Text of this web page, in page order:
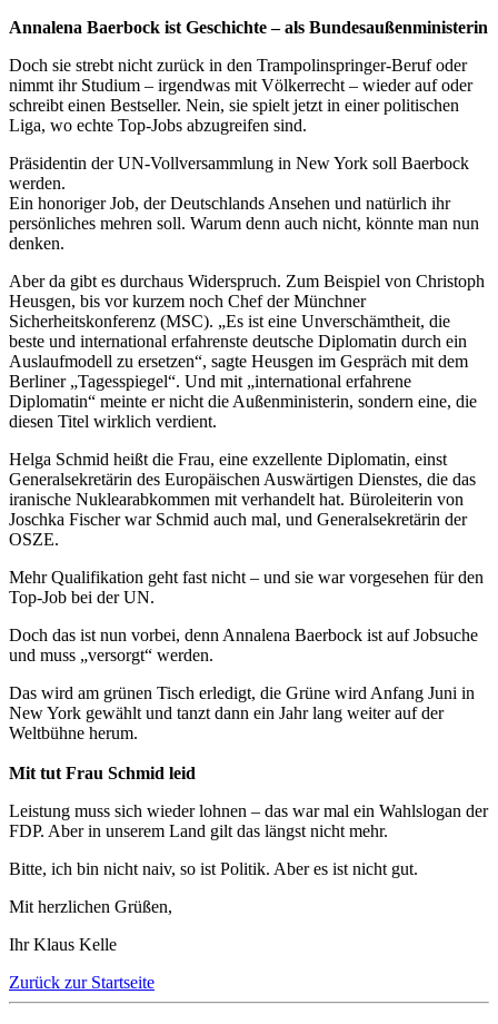
Annalena Baerbock ist Geschichte – als Bundesaußenministerin
Doch sie strebt nicht zurück in den Trampolinspringer-Beruf oder
nimmt ihr Studium – irgendwas mit Völkerrecht – wieder auf oder
schreibt einen Bestseller. Nein, sie spielt jetzt in einer politischen
Liga, wo echte Top-Jobs abzugreifen sind.
Präsidentin der UN-Vollversammlung in New York soll Baerbock
werden.
Ein honoriger Job, der Deutschlands Ansehen und natürlich ihr
persönliches mehren soll. Warum denn auch nicht, könnte man nun
denken.
Aber da gibt es durchaus Widerspruch. Zum Beispiel von Christoph
Heusgen, bis vor kurzem noch Chef der Münchner
Sicherheitskonferenz (MSC). „Es ist eine Unverschämtheit, die
beste und international erfahrenste deutsche Diplomatin durch ein
Auslaufmodell zu ersetzen“, sagte Heusgen im Gespräch mit dem
Berliner „Tagesspiegel“. Und mit „international erfahrene
Diplomatin“ meinte er nicht die Außenministerin, sondern eine, die
diesen Titel wirklich verdient.
Helga Schmid heißt die Frau, eine exzellente Diplomatin, einst
Generalsekretärin des Europäischen Auswärtigen Dienstes, die das
iranische Nuklearabkommen mit verhandelt hat. Büroleiterin von
Joschka Fischer war Schmid auch mal, und Generalsekretärin der
OSZE.
Mehr Qualifikation geht fast nicht – und sie war vorgesehen für den
Top-Job bei der UN.
Doch das ist nun vorbei, denn Annalena Baerbock ist auf Jobsuche
und muss „versorgt“ werden.
Das wird am grünen Tisch erledigt, die Grüne wird Anfang Juni in
New York gewählt und tanzt dann ein Jahr lang weiter auf der
Weltbühne herum.
Mit tut Frau Schmid leid
Leistung muss sich wieder lohnen – das war mal ein Wahlslogan der
FDP. Aber in unserem Land gilt das längst nicht mehr.
Bitte, ich bin nicht naiv, so ist Politik. Aber es ist nicht gut.
Mit herzlichen Grüßen,
Ihr Klaus Kelle
Zurück zur Startseite